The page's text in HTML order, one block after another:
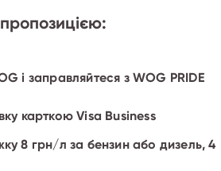
і заправляйтеся з WOG PRIDE
карткою Visa Business
8 грн/л за бензин або дизель, 4